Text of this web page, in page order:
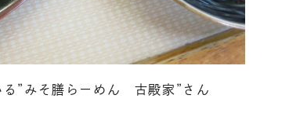
る”みそ膳らーめん 古殿家”さん